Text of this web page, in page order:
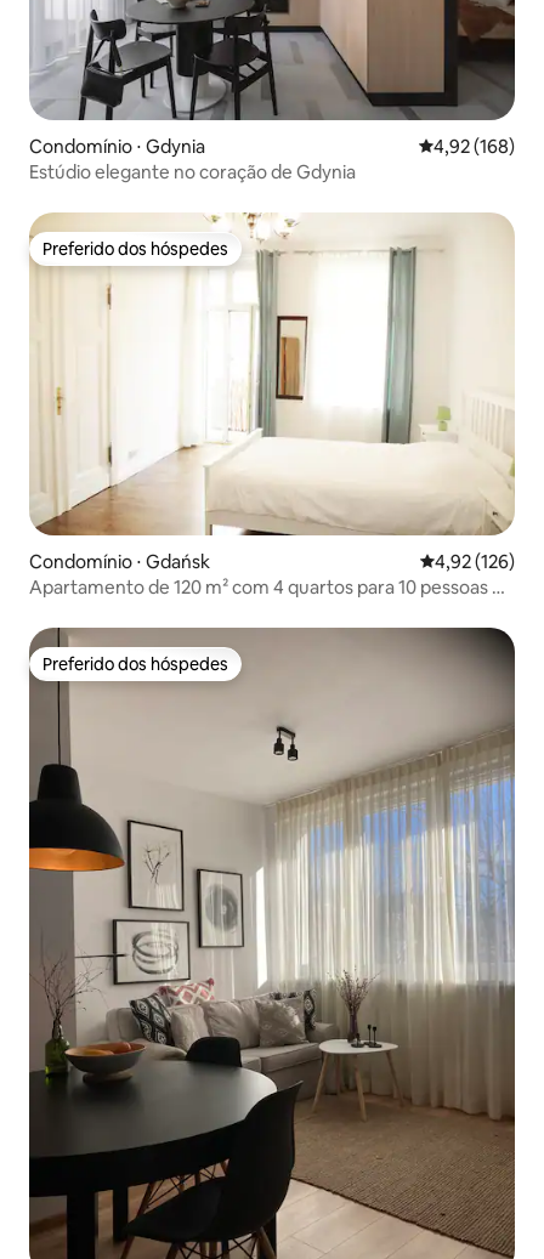
Condomínio ⋅ Gdynia 4,92 de uma
4,92 (168)
Estúdio elegante no coração de Gdynia
Preferido dos hóspedes
Preferido dos hóspedes
Condomínio ⋅ Gdańsk 4,92 de uma
4,92 (126)
Apartamento de 120 m² com 4 quartos para 10 pessoas no
Preferido dos hóspedes
Preferido dos hóspedes